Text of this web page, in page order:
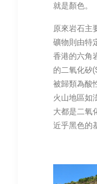
就是顏色。
原來岩石主
礦物則由特
香港的六角
的二氧化矽
被歸類為酸
火山地區如
大都是二氧
近乎黑色的